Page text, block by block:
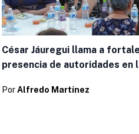
César Jáuregui llama a
presencia de autoridades en
PorAlfredo Martínez